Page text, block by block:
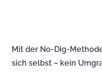
Mit der No-Dig-
sich selbst – kein